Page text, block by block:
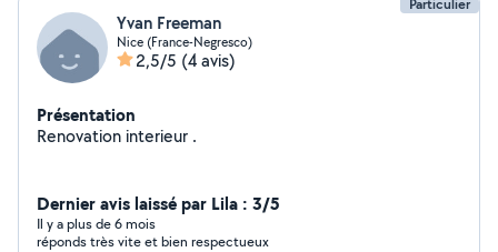
Particulier
Yvan Freeman
Nice (France-Negresco)
2,5/5 (4 avis)
Présentation
Renovation interieur .
Dernier avis laissé par Lila : 3/5
Il y a plus de 6 mois
réponds très vite et bien respectueux